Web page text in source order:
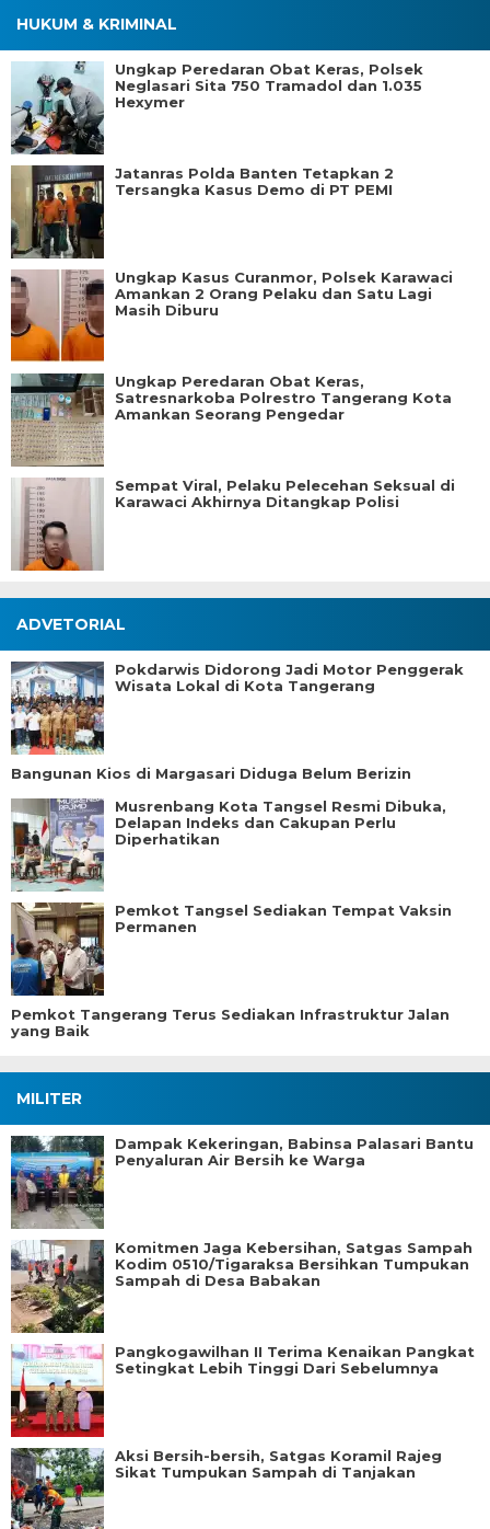
HUKUM & KRIMINAL
Ungkap Peredaran Obat Keras, Polsek
Neglasari Sita 750 Tramadol dan 1.035
Hexymer
Jatanras Polda Banten Tetapkan 2
Tersangka Kasus Demo di PT PEMI
Ungkap Kasus Curanmor, Polsek Karawaci
Amankan 2 Orang Pelaku dan Satu Lagi
Masih Diburu
Ungkap Peredaran Obat Keras,
Satresnarkoba Polrestro Tangerang Kota
Amankan Seorang Pengedar
Sempat Viral, Pelaku Pelecehan Seksual di
Karawaci Akhirnya Ditangkap Polisi
ADVETORIAL
Pokdarwis Didorong Jadi Motor Penggerak
Wisata Lokal di Kota Tangerang
Bangunan Kios di Margasari Diduga Belum Berizin
Musrenbang Kota Tangsel Resmi Dibuka,
Delapan Indeks dan Cakupan Perlu
Diperhatikan
Pemkot Tangsel Sediakan Tempat Vaksin
Permanen
Pemkot Tangerang Terus Sediakan Infrastruktur Jalan
yang Baik
MILITER
Dampak Kekeringan, Babinsa Palasari Bantu
Penyaluran Air Bersih ke Warga
Komitmen Jaga Kebersihan, Satgas Sampah
Kodim 0510/Tigaraksa Bersihkan Tumpukan
Sampah di Desa Babakan
Pangkogawilhan II Terima Kenaikan Pangkat
Setingkat Lebih Tinggi Dari Sebelumnya
Aksi Bersih-bersih, Satgas Koramil Rajeg
Sikat Tumpukan Sampah di Tanjakan